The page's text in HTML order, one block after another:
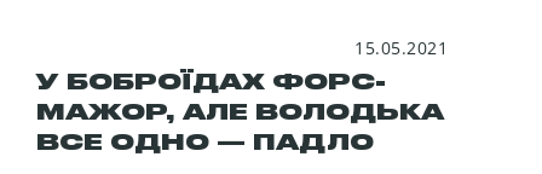
15.05.2021
У БОБРОЇДАХ ФОРС-
МАЖОР, АЛЕ ВОЛОДЬКА
ВСЕ ОДНО — ПАДЛО